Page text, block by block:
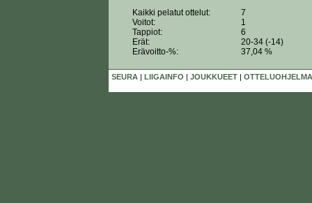
Kaikki pelatut ottelut:
7
Voitot:
1
Tappiot:
6
Erät:
20-34 (-14)
Erävoitto-%:
37,04 %
SEURA | LIIGAINFO | JOUKKUEET |